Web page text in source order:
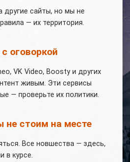
другие сайты, но мы не
— их территория.
оговоркой
VK Video, Boosty и других
живым. Эти сервисы
— проверьте их политики.
не стоим на месте
Все новшества — здесь,
в курсе.